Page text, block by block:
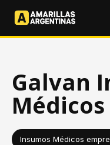
Galvan
Médicos
Insumos Médicos